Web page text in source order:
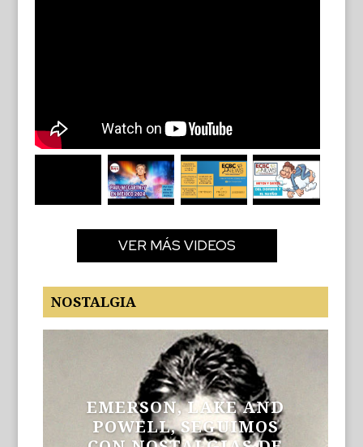
VER MÁS VIDEOS
NOSTALGIA
EMERSON, LAKE AND
POWELL, SEGUIMOS